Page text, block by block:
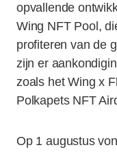
opvallende
Wing NFT Pool,
profiteren van de
zijn er
zoals het Wing x
Polkapets NFT
Op 1 augustus